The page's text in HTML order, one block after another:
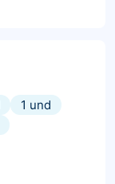
1 und